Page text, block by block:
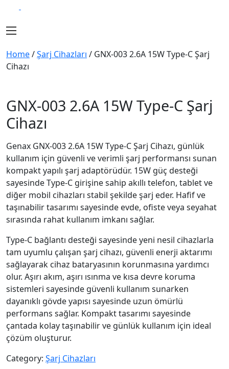
Home/Şarj Cihazları / GNX-003 2.6A 15W Type-C Şarj
Cihazı
GNX-003 2.6A 15W Type-C Şarj
Cihazı
Genax GNX-003 2.6A 15W Type-C Şarj Cihazı, günlük
kullanım için güvenli ve verimli şarj performansı sunan
kompakt yapılı şarj adaptörüdür. 15W güç desteği
sayesinde Type-C girişine sahip akıllı telefon, tablet ve
diğer mobil cihazları stabil şekilde şarj eder. Hafif ve
taşınabilir tasarımı sayesinde evde, ofiste veya seyahat
sırasında rahat kullanım imkanı sağlar.
Type-C bağlantı desteği sayesinde yeni nesil cihazlarla
tam uyumlu çalışan şarj cihazı, güvenli enerji aktarımı
sağlayarak cihaz bataryasının korunmasına yardımcı
olur. Aşırı akım, aşırı ısınma ve kısa devre koruma
sistemleri sayesinde güvenli kullanım sunarken
dayanıklı gövde yapısı sayesinde uzun ömürlü
performans sağlar. Kompakt tasarımı sayesinde
çantada kolay taşınabilir ve günlük kullanım için ideal
çözüm oluşturur.
Category: Şarj Cihazları